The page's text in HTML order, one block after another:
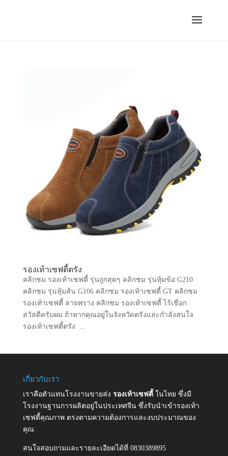
รองเท้าเซฟตี้ตรัง
คลิกชม รองเท้าเซฟตี้ รุ่นถูกสุดๆ คลิกชม รุ่นหุ้มข้อ G210
คลิกชม รุ่นหุ้มส้น G106 คลิกชม รองเท้าเซฟตี้ GT คลิกชม
รองเท้าเซฟตี้ ลายพราง คลิกชม รองเท้าเซฟตี้ ไร้เชือก
สวัสดีครับผม ถ้าหากคุณอยู่ในจังหวัดตรังและกำลังสนใจ
รองเท้าเซฟตี้ตรัง ...
เกี่ยวกับเรา
เราคือตัวแทนโรงงานขายส่ง รองเท้าเซฟตี้ ในไทย ซึ่งมี
โรงงานฐานการผลิตอยู่ในประเทศจีน ซึ่งรับนำเข้ารองเท้า
เซฟตี้คุณภาพ ตรงตามความต้องการและงบประมาณของ
คุณ
สนใจสอบถามและรายละเอียดได้ที่ 0830389895